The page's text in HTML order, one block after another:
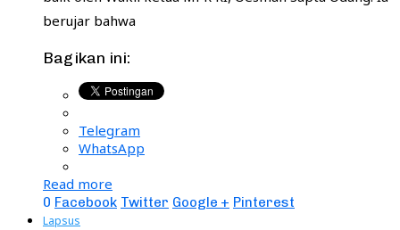
berujar bahwa
Bagikan ini:
Telegram
WhatsApp
Read more
0 Facebook Twitter Google + Pinterest
Lapsus